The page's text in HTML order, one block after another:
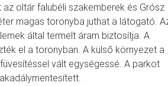
oltár falubéli szakemberek és Grósz
magas toronyba juthat a látogató.
által termelt áram biztosítja. A
el a toronyban. A külső környezet a
vált egységessé. A parkot